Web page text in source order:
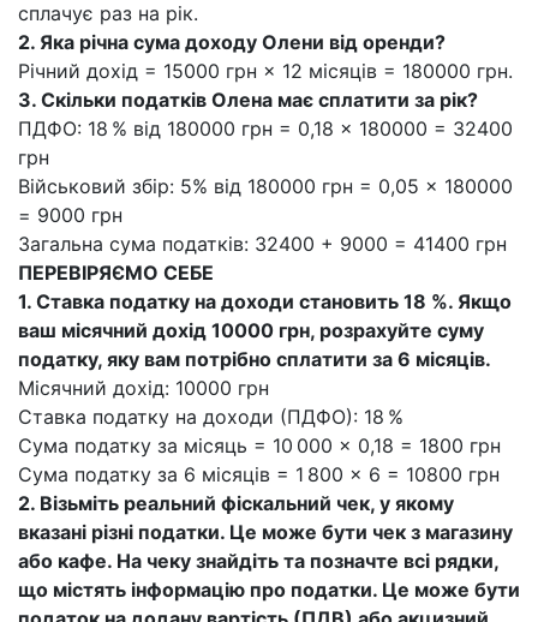
сплачує раз на рік.
2. Яка річна сума доходу Олени від оренди?
Річний дохід = 15000 грн × 12 місяців = 180000 грн.
3. Скільки податків Олена має сплатити за рік?
ПДФО: 18 % від 180000 грн = 0,18 × 180000 = 32400
грн
Військовий збір: 5% від 180000 грн = 0,05 × 180000
= 9000 грн
Загальна сума податків: 32400 + 9000 = 41400 грн
ПЕРЕВІРЯЄМО СЕБЕ
1. Ставка податку на доходи становить 18 %. Якщо
ваш місячний дохід 10000 грн, розрахуйте суму
податку, яку вам потрібно сплатити за 6 місяців.
Місячний дохід: 10000 грн
Ставка податку на доходи (ПДФО): 18 %
Сума податку за місяць = 10 000 × 0,18 = 1800 грн
Сума податку за 6 місяців = 1 800 × 6 = 10800 грн
2. Візьміть реальний фіскальний чек, у якому
вказані різні податки. Це може бути чек з магазину
або кафе. На чеку знайдіть та позначте всі рядки,
що містять інформацію про податки. Це може бути